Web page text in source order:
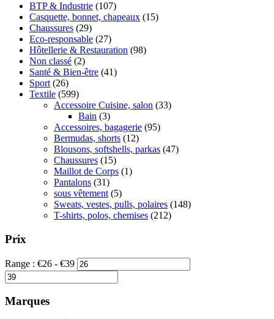
BTP & Industrie (107)
Casquette, bonnet, chapeaux (15)
Chaussures (29)
Eco-responsable (27)
Hôtellerie & Restauration (98)
Non classé (2)
Santé & Bien-être (41)
Sport (26)
Textile (599)
Accessoire Cuisine, salon (33)
Bain (3)
Accessoires, bagagerie (95)
Bermudas, shorts (12)
Blousons, softshells, parkas (47)
Chaussures (15)
Maillot de Corps (1)
Pantalons (31)
sous vêtement (5)
Sweats, vestes, pulls, polaires (148)
T-shirts, polos, chemises (212)
Prix
Range : €26 - €39
Marques